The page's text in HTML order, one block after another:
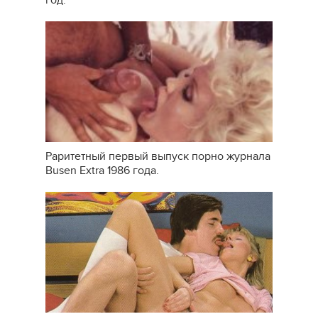
Раритетный первый выпуск порно журнала
Busen Extra 1986 года.